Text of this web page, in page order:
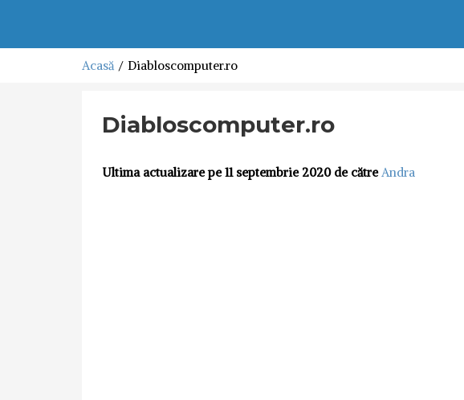
Acasă Diabloscomputer.ro
Diabloscomputer.ro
Ultima actualizare pe 11 septembrie 2020 de către Andra